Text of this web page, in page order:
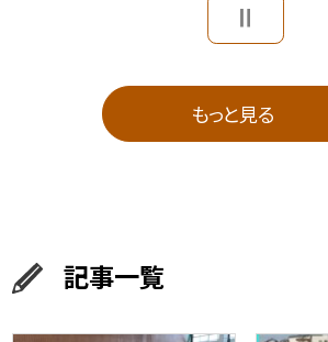
もっと見る
記事一覧